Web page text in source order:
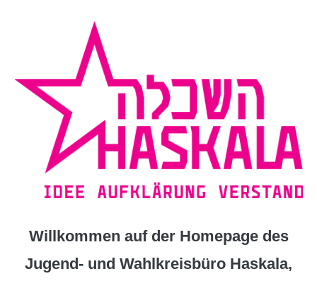
Willkommen auf der Homepage des
Jugend- und Wahlkreisbüro Haskala,